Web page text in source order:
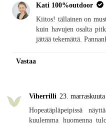
Kati 100%outdoor
Kiitos! tällainen on
kuin havujen osalta
jättää tekemättä.
Vastaa
Viherrilli 23.
Hopeatäpläpeipissä
kuulemma huomenna